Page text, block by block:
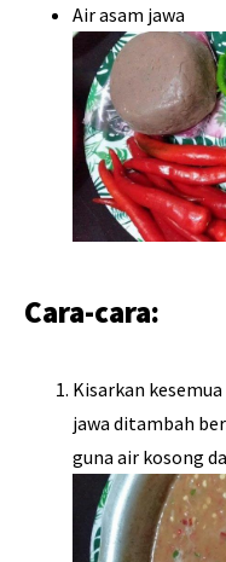
Air asam jawa
Cara-cara:
Kisarkan
jawa ditambah
guna air kosong